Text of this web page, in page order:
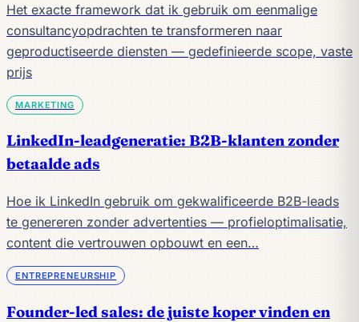
Het exacte framework dat ik gebruik om eenmalige
consultancyopdrachten te transformeren naar
geproductiseerde diensten — gedefinieerde scope, vaste
prijs
MARKETING
LinkedIn-leadgeneratie: B2B-klanten zonder
betaalde ads
Hoe ik LinkedIn gebruik om gekwalificeerde B2B-leads
te genereren zonder advertenties — profieloptimalisatie,
content die vertrouwen opbouwt en een…
ENTREPRENEURSHIP
Founder-led sales: de juiste koper vinden en